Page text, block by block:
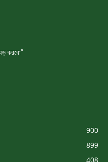
করবো”
900
899
408